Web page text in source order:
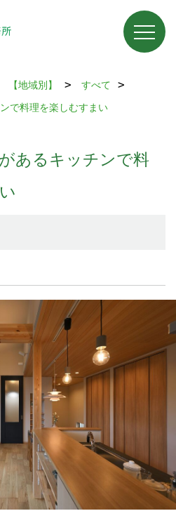
【地域別】
すべて
で料理を楽しむすまい
あるキッチンで料